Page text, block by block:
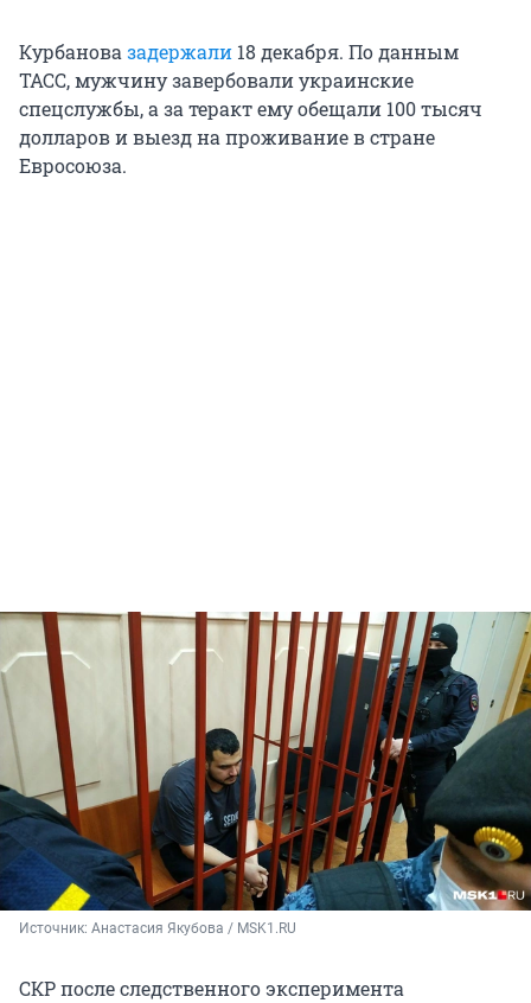
Курбанова задержали 18 декабря. По данным
ТАСС, мужчину завербовали украинские
спецслужбы, а за теракт ему обещали 100 тысяч
долларов и выезд на проживание в стране
Евросоюза.
Источник: Анастасия Якубова / MSK1.RU
СКР после следственного эксперимента